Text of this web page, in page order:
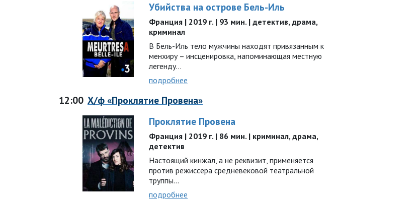
Убийства на острове Бель-Иль
Франция | 2019 г. | 93 мин. | детектив, драма,
криминал
В Бель-Иль тело мужчины находят привязанным к
менхиру – инсценировка, напоминающая местную
легенду...
подробнее
12:00 Х/ф «Проклятие Провена»
Проклятие Провена
Франция | 2019 г. | 86 мин. | криминал, драма,
детектив
Настоящий кинжал, а не реквизит, применяется
против режиссера средневековой театральной
труппы…
подробнее